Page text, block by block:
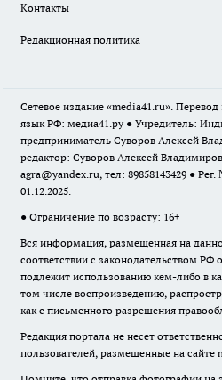
Контакты
Редакционная политика
Сетевое издание «media41.ru».
язык РФ: медиа41.ру ● Учредитель:
предприниматель Суворов Алексей
редактор: Суворов Алексей
agra@yandex.ru, тел: 89858143429 ●
01.12.2025.
● Ограничение по возрасту: 16+
Вся информация, размещенная на
соответствии с законодательством РФ
подлежит использованию кем-либо в
том числе воспроизведению,
как с письменного разрешения
Редакция портала не несет
пользователей, размещенные на сайте